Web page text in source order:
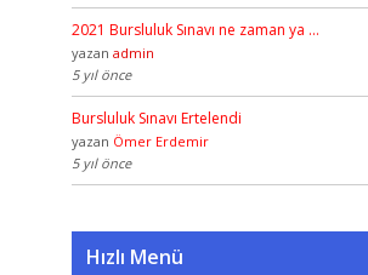
2021 Bursluluk Sınavı ne zaman ya …
yazan admin
5 yıl önce
Bursluluk Sınavı Ertelendi
yazan Ömer Erdemir
5 yıl önce
Hızlı Menü